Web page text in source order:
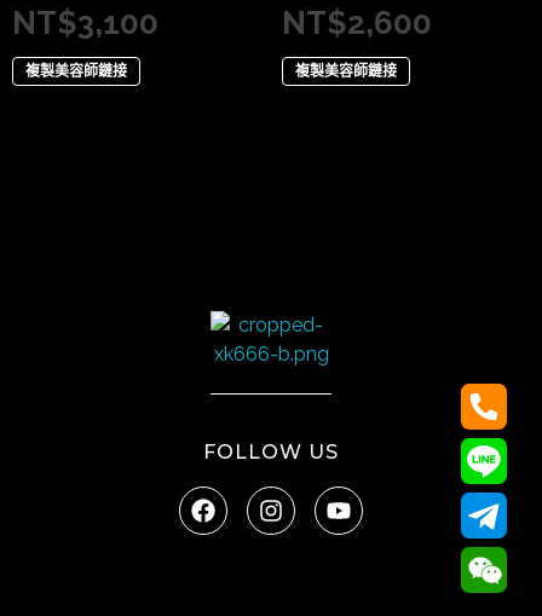
NT$3,100
複製美容師鏈接
NT$2,600
複製美容師鏈接
FOLLOW US